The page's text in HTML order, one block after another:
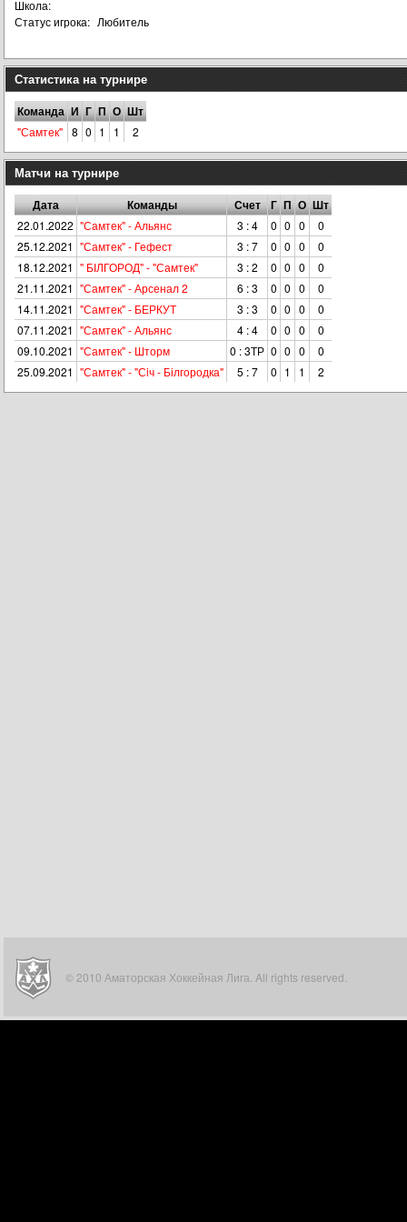
Школа:
Статус игрока: Любитель
Статистика на турнире
Команда И Г П О Шт
"Самтек" 8 0 1 1 2
Матчи на турнире
Дата Команды Счет Г П О Шт
22.01.2022 "Самтек" - Альянс 3 : 4 0 0 0
0
25.12.2021 "Самтек" - Гефест 3 : 7 0 0 0
0
18.12.2021 " БІЛГОРОД" - "Самтек" 3 : 2 0 0 0
0
21.11.2021 "Самтек" - Арсенал 2 6 : 3 0 0 0
0
14.11.2021 "Самтек" - БЕРКУТ 3 : 3 0 0 0
0
07.11.2021 "Самтек" - Альянс 4 : 4 0 0 0
0
09.10.2021 "Самтек" - Шторм 0 : 3ТР 0 0 0
0
25.09.2021 "Самтек" - "Сiч - Білгородка" 5 : 7 0 1 1 2
© 2010 Аматорская Хоккейная Лига. All rights reserved.